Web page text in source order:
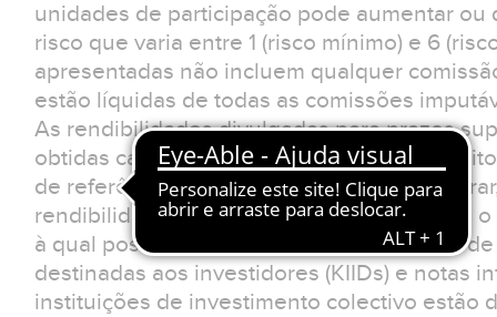
unidades de participação pode aumentar
risco que varia entre 1 (risco mínimo) e 6
apresentadas não incluem qualquer
estão líquidas de todas as comissões
As rendibilidades divulgadas para prazos
obtidas caso o investimento tivesse sido
de referência. O investidor deverá
rendibilidades apresentadas não reflectem
à qual possa estar sujeito.Os documentos
destinadas aos investidores (KIIDs) e notas
instituições de investimento colectivo estão